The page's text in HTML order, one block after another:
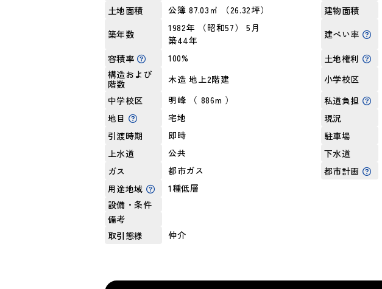
土地面積 公簿 87.03㎡ （26.32坪） 建物面積
築年数
1982年 （昭和57） 5月
築44年
建ぺい率
容積率
100% 土地権利
構造および
階数
木造 地上2階建 小学校区
中学校区
明峰 （ 886m ） 私道負担
地目
宅地 現況
引渡時期
即時 駐車場
上水道
公共 下水道
ガス
都市ガス 都市計画
用途地域
1種低層
設備・条件
備考
取引態様
仲介